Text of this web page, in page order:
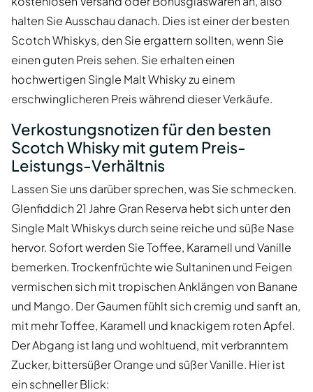
halten Sie Ausschau danach. Dies ist einer der besten
Scotch Whiskys, den Sie ergattern sollten, wenn Sie
einen guten Preis sehen. Sie erhalten einen
hochwertigen Single Malt Whisky zu einem
erschwinglicheren Preis während dieser Verkäufe.
Verkostungsnotizen für den besten
Scotch Whisky mit gutem Preis-
Leistungs-Verhältnis
Lassen Sie uns darüber sprechen, was Sie schmecken.
Glenfiddich 21 Jahre Gran Reserva hebt sich unter den
Single Malt Whiskys durch seine reiche und süße Nase
hervor. Sofort werden Sie Toffee, Karamell und Vanille
bemerken. Trockenfrüchte wie Sultaninen und Feigen
vermischen sich mit tropischen Anklängen von Banane
und Mango. Der Gaumen fühlt sich cremig und sanft an,
mit mehr Toffee, Karamell und knackigem roten Apfel.
Der Abgang ist lang und wohltuend, mit verbranntem
Zucker, bittersüßer Orange und süßer Vanille. Hier ist
ein schneller Blick: